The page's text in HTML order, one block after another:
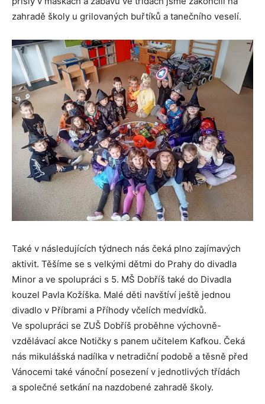
zahradě školy u grilovaných buřtíků a tanečního veselí.
Také v následujících týdnech nás čeká plno zajímavých
aktivit. Těšíme se s velkými dětmi do Prahy do divadla
Minor a ve spolupráci s 5. MŠ Dobříš také do Divadla
kouzel Pavla Kožíška. Malé děti navštíví ještě jednou
divadlo v Příbrami a Příhody včelích medvídků.
Ve spolupráci se ZUŠ Dobříš proběhne výchovně-
vzdělávací akce Notičky s panem učitelem Kafkou. Čeká
nás mikulášská nadílka v netradiční podobě a těsně před
Vánocemi také vánoční posezení v jednotlivých třídách
a společné setkání na nazdobené zahradě školy.